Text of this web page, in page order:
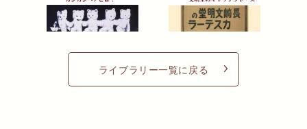
ライブラリー一覧に戻る